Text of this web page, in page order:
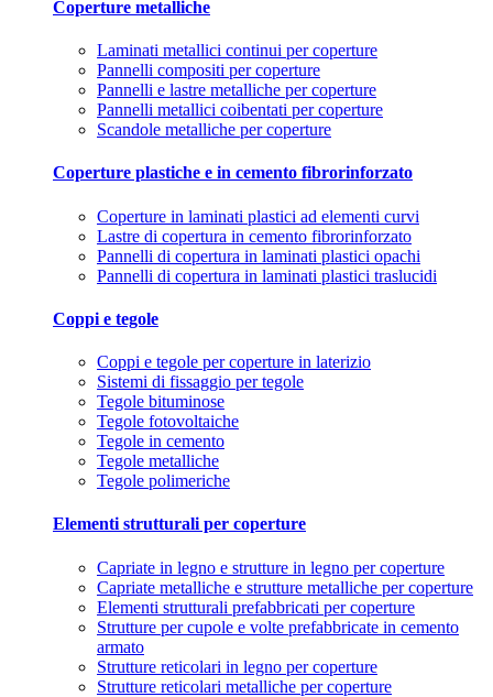
Coperture metalliche
Laminati metallici continui per coperture
Pannelli compositi per coperture
Pannelli e lastre metalliche per coperture
Pannelli metallici coibentati per coperture
Scandole metalliche per coperture
Coperture plastiche e in cemento fibrorinforzato
Coperture in laminati plastici ad elementi curvi
Lastre di copertura in cemento fibrorinforzato
Pannelli di copertura in laminati plastici opachi
Pannelli di copertura in laminati plastici traslucidi
Coppi e tegole
Coppi e tegole per coperture in laterizio
Sistemi di fissaggio per tegole
Tegole bituminose
Tegole fotovoltaiche
Tegole in cemento
Tegole metalliche
Tegole polimeriche
Elementi strutturali per coperture
Capriate in legno e strutture in legno per coperture
Capriate metalliche e strutture metalliche per coperture
Elementi strutturali prefabbricati per coperture
Strutture per cupole e volte prefabbricate in cemento
armato
Strutture reticolari in legno per coperture
Strutture reticolari metalliche per coperture